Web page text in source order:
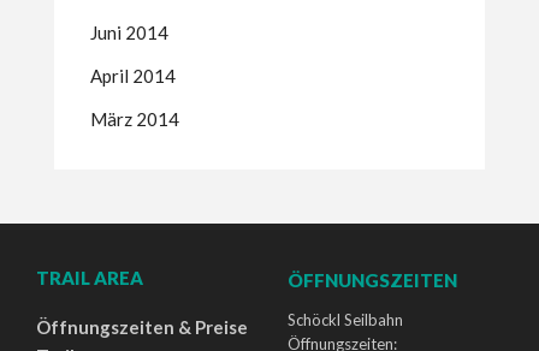
Juni 2014
April 2014
März 2014
TRAIL AREA
Öffnungszeiten & Preise
ÖFFNUNGSZEITEN
Schöckl Seilbahn
Öffnungszeiten: